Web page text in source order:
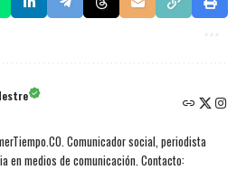
Comunicador social, periodista
en medios de comunicación. Contacto: